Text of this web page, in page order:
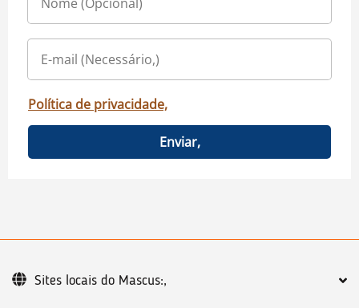
Política de privacidade,
Enviar,
Sites locais do Mascus:,